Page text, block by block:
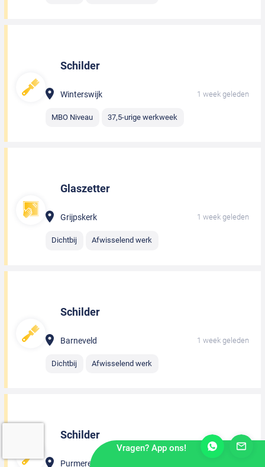
Schilder
Winterswijk 1 week geleden
MBO Niveau 37,5-urige werkweek
Glaszetter
Grijpskerk 1 week geleden
Dichtbij Afwisselend werk
Schilder
Barneveld 1 week geleden
Dichtbij Afwisselend werk
Schilder
Purmerend
Vragen? App ons!